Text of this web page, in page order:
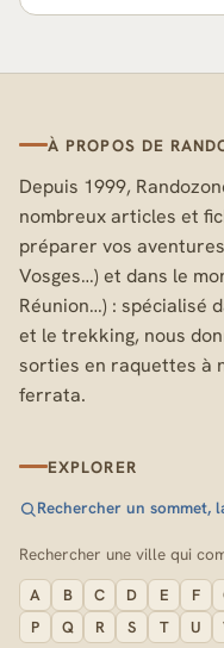
À PROPOS DE
Depuis 1999,
nombreux articles et
préparer vos
Vosges…) et dans le
Réunion…) : spécialisé
et le trekking, nous
sorties en raquettes à
ferrata.
EXPLORER
Rechercher un sommet,
Rechercher une ville qui
A B C D E F
P
Q R S T U